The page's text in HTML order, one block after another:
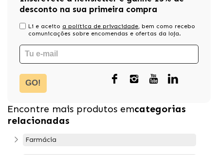
desconto na sua primeira compra
Li e aceito a política de privacidade, bem como recebo
comunicações sobre encomendas e ofertas da loja.
GO!
Encontre mais produtos emcategorias
relacionadas
Farmácia